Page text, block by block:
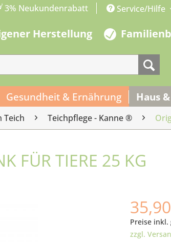
3% Neukundenrabatt Service/Hilfe
Herstellung
Gesundheit & Ernährung Haus
Teich Teichpflege - Kanne ®
FÜR TIERE 25 KG
Preise inkl.
zzgl.